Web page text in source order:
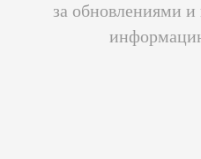
за обновлениями